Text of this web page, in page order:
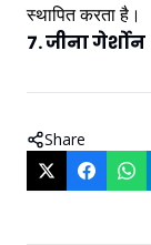
स्थापित करता है।
7. जीना गेर्शोन
Share